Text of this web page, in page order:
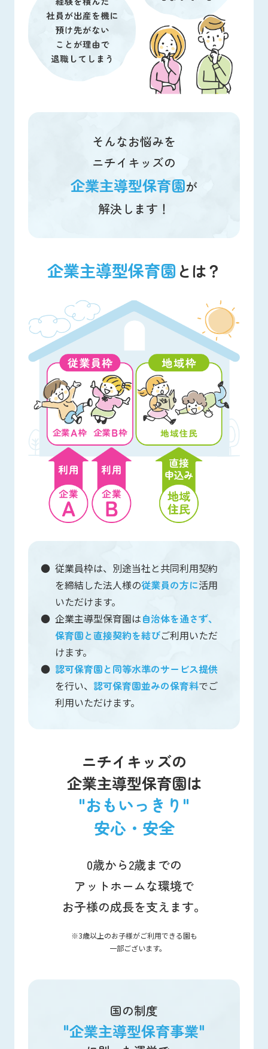
そんなお悩みを
ニチイキッズの
企業主導型保育園が
解決します！
企業主導型保育園 とは？
従業員枠は、別途当社と共同利用契約
を締結した法人様の従業員の方に活用
いただけます。
企業主導型保育園は自治体を通さず、
保育園と直接契約を結びご利用いただ
けます。
認可保育園と同等水準のサービス提供
を行い、認可保育園並みの保育料でご
利用いただけます。
ニチイキッズの
企業主導型保育園は
"おもいっきり"
安心・安全
0歳から2歳までの
アットホームな環境で
お子様の成長を支えます。
3歳以上のお子様がご利用できる園も
一部ございます。
国の制度
"企業主導型保育事業"